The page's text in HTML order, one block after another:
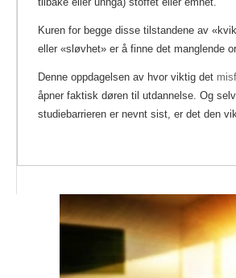
Kuren for begge disse tilstandene av
eller «sløvhet» er å finne det manglende
Denne oppdagelsen av hvor viktig det
åpner faktisk døren til utdannelse. Og
studiebarrieren er nevnt sist, er det den